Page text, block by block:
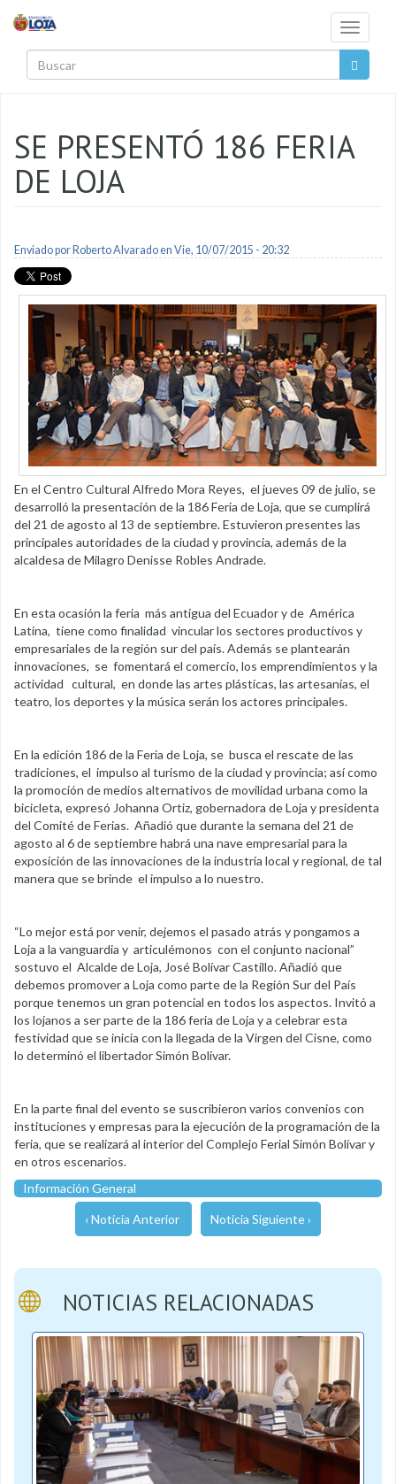
Toggle
SE PRESENTÓ 186 FERIA
DE LOJA
Enviado por Roberto Alvaradoen Vie, 10/07/2015 - 20:32
En el Centro Cultural Alfredo Mora Reyes, el jueves 09 de julio, se
desarrolló la presentación de la 186 Feria de Loja, que se cumplirá
del 21 de agosto al 13 de septiembre. Estuvieron presentes las
principales autoridades de la ciudad y provincia, además de la
alcaldesa de Milagro Denisse Robles Andrade.
En esta ocasión la feria más antigua del Ecuador y de América
Latina, tiene como finalidad vincular los sectores productivos y
empresariales de la región sur del país. Además se plantearán
innovaciones, se fomentará el comercio, los emprendimientos y la
actividad cultural, en donde las artes plásticas, las artesanías, el
teatro, los deportes y la música serán los actores principales.
En la edición 186 de la Feria de Loja, se busca el rescate de las
tradiciones, el impulso al turismo de la ciudad y provincia; así como
la promoción de medios alternativos de movilidad urbana como la
bicicleta, expresó Johanna Ortiz, gobernadora de Loja y presidenta
del Comité de Ferias. Añadió que durante la semana del 21 de
agosto al 6 de septiembre habrá una nave empresarial para la
exposición de las innovaciones de la industria local y regional, de tal
manera que se brinde el impulso a lo nuestro.
“Lo mejor está por venir, dejemos el pasado atrás y pongamos a
Loja a la vanguardia y articulémonos con el conjunto nacional”
sostuvo el Alcalde de Loja, José Bolívar Castillo. Añadió que
debemos promover a Loja como parte de la Región Sur del País
porque tenemos un gran potencial en todos los aspectos. Invitó a
los lojanos a ser parte de la 186 feria de Loja y a celebrar esta
festividad que se inicia con la llegada de la Virgen del Cisne, como
lo determinó el libertador Simón Bolívar.
En la parte final del evento se suscribieron varios convenios con
instituciones y empresas para la ejecución de la programación de la
feria, que se realizará al interior del Complejo Ferial Simón Bolívar y
en otros escenarios.
Información General
‹ Noticia Anterior Noticia Siguiente ›
NOTICIAS RELACIONADAS